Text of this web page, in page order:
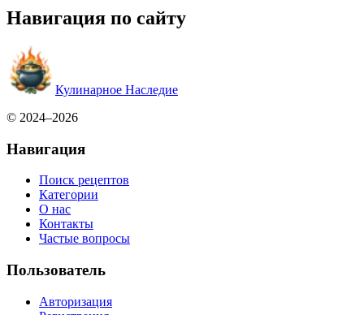
Навигация по сайту
Кулинарное Наследие
© 2024–2026
Навигация
Поиск рецептов
Категории
О нас
Контакты
Частые вопросы
Пользователь
Авторизация